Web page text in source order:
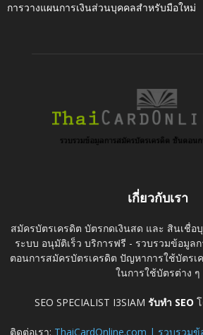
การวางแผนการเงินส่วนบุคคลสำหรับมือใหม่
เกี่ยวกับเรา
สมัครบัตรเครดิต บัตรกดเงินสด และ สินเชื่
ระบบ อนุมัติเร็ว บริการฟรี - รวบรวมข้อมูล
ตอนการสมัครบัตรเครดิต ปัญหาการใช้บัตร
ในการใช้บัตรต่าง ๆ
SEO SPECIALIST I3SIAM รับทำ SEO
ติดต่อเรา: ThaiCardOnline.com | รวบรวม